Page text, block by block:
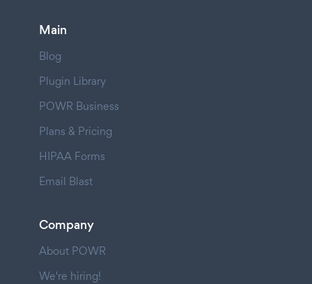
Main
Blog
Plugin Library
POWR Business
Plans & Pricing
HIPAA Forms
Email Blast
Company
About POWR
We're hiring!